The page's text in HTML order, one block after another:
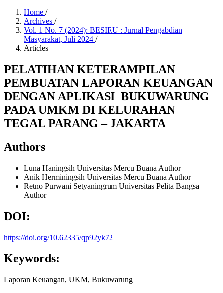
Home /
Archives /
Vol. 1 No. 7 (2024): BESIRU : Jurnal Pengabdian
Masyarakat, Juli 2024 /
Articles
PELATIHAN KETERAMPILAN
PEMBUATAN LAPORAN KEUANGAN
DENGAN APLIKASI BUKUWARUNG
PADA UMKM DI KELURAHAN
TEGAL PARANG – JAKARTA
Authors
Luna Haningsih Universitas Mercu Buana Author
Anik Herminingsih Universitas Mercu Buana Author
Retno Purwani Setyaningrum Universitas Pelita Bangsa
Author
DOI:
https://doi.org/10.62335/qp92yk72
Keywords:
Laporan Keuangan, UKM, Bukuwarung